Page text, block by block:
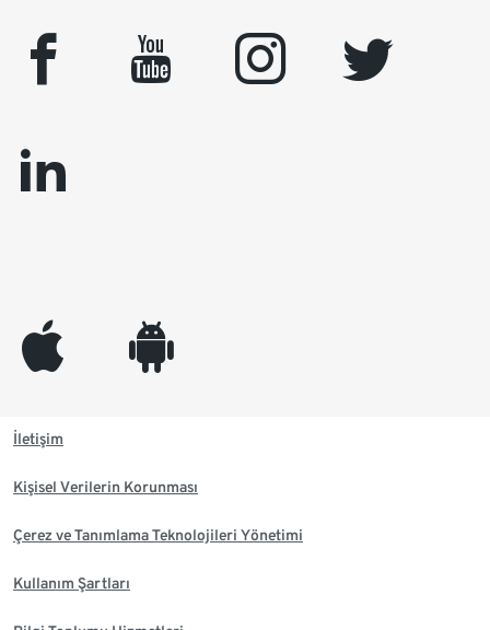
facebook youtube instagram
twitter
linkedin
appleinc android
İletişim
Kişisel Verilerin Korunması
Çerez ve Tanımlama Teknolojileri Yönetimi
Kullanım Şartları